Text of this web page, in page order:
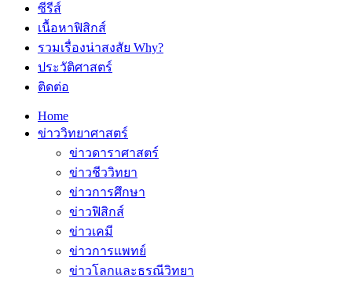
ซีรีส์
เนื้อหาฟิสิกส์
รวมเรื่องน่าสงสัย Why?
ประวัติศาสตร์
ติดต่อ
Home
ข่าววิทยาศาสตร์
ข่าวดาราศาสตร์
ข่าวชีววิทยา
ข่าวการศึกษา
ข่าวฟิสิกส์
ข่าวเคมี
ข่าวการแพทย์
ข่าวโลกและธรณีวิทยา